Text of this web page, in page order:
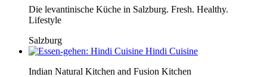
Die levantinische Küche in Salzburg. Fresh. Healthy.
Lifestyle
Salzburg
Hindi Cuisine
Indian Natural Kitchen and Fusion Kitchen